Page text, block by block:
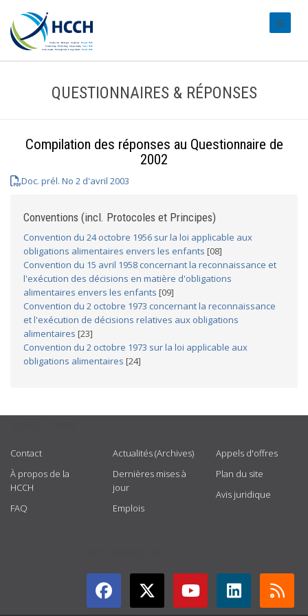
QUESTIONNAIRES & RÉPONSES
Compilation des réponses au Questionnaire de
2002
Doc. prél. No 2 d'avril 2003
Conventions (incl. Protocoles et Principes)
Convention du 24 octobre 1956 sur la loi applicable aux
obligations alimentaires envers les enfants [08]
Convention du 15 avril 1958 concernant la reconnaissance et
l'exécution des décisions en matière d'obligations
alimentaires envers les enfants [09]
Convention du 2 octobre 1973 concernant la reconnaissance
et l'exécution de décisions relatives aux obligations
alimentaires [23]
Convention du 2 octobre 1973 sur la loi applicable aux
obligations alimentaires [24]
Contact
À propos de la
HCCH
FAQ
Actualités (Archives)
Dernières mises à
jour
Emplois
Appels d'offres
Plan du site
Avis juridique